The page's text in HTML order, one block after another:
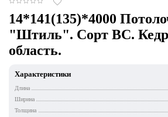
14*141(135)*4000
"Штиль". Сорт ВС.
область.
Характеристики
Длина
Ширина
Толщина